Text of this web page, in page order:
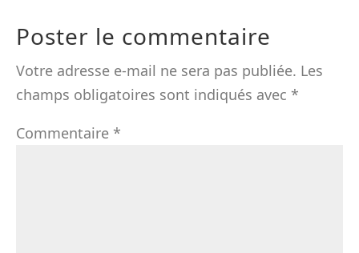
Poster le commentaire
Votre adresse e-mail ne sera pas publiée. Les
champs obligatoires sont indiqués avec *
Commentaire *